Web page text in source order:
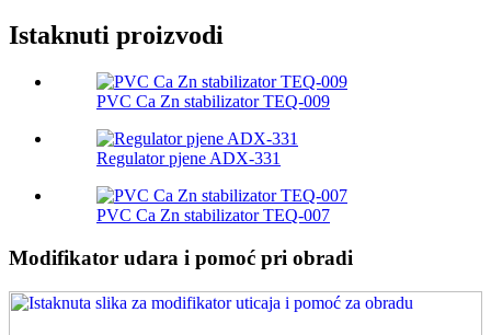
Istaknuti proizvodi
PVC Ca Zn stabilizator TEQ-009
Regulator pjene ADX-331
PVC Ca Zn stabilizator TEQ-007
Modifikator udara i pomoć pri obradi